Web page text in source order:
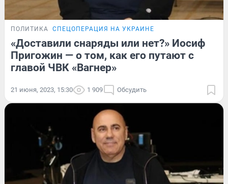
ПОЛИТИКА СПЕЦОПЕРАЦИЯ НА УКРАИНЕ
«Доставили снаряды или нет?» Иосиф
Пригожин — о том, как его путают с
главой ЧВК «Вагнер»
21 июня, 2023, 15:30 1 909 Обсудить